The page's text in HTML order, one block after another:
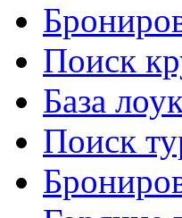
Поиск
База
Поиск